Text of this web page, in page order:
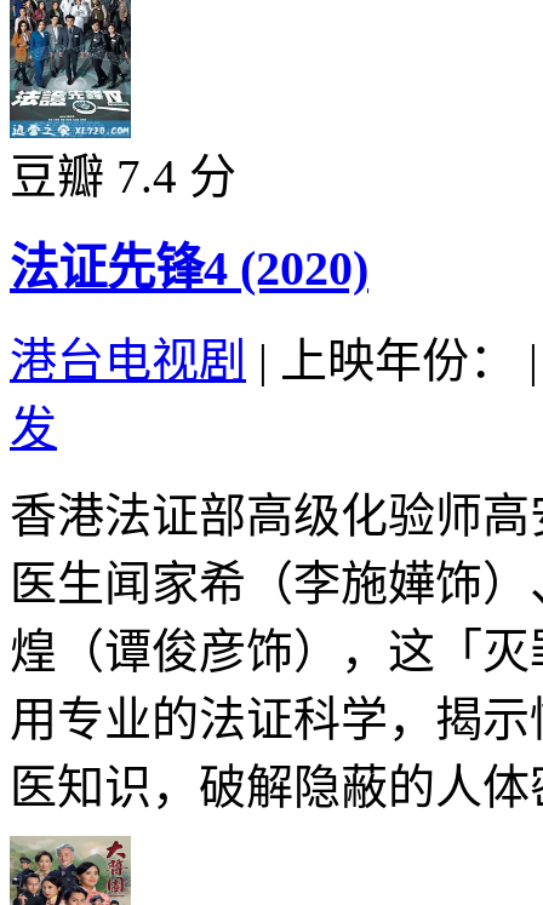
豆瓣 7.4 分
法证先锋4 (2020)
港台电视剧 | 上映年份：
|
发
香港法证部高级化验师
医生闻家希（李施嬅饰
煌（谭俊彦饰），这「
用专业的法证科学，揭
医知识，破解隐蔽的人